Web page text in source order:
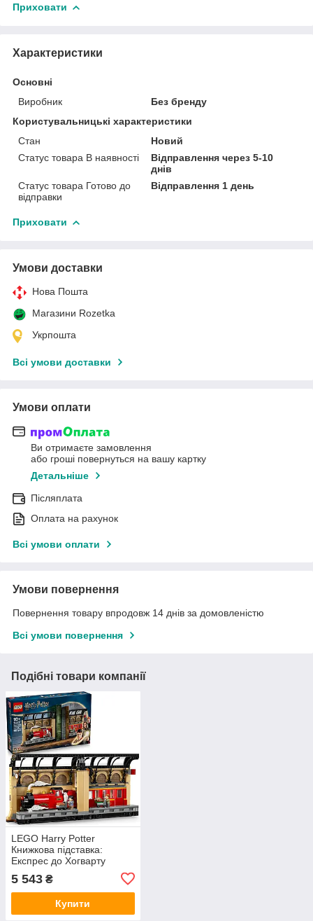
Приховати
Характеристики
Основні
Виробник
Без бренду
Користувальницькі характеристики
Стан
Новий
Статус товара В наявності
Відправлення через 5-10
днів
Статус товара Готово до
відправки
Відправлення 1 день
Приховати
Умови доставки
Нова Пошта
Магазини Rozetka
Укрпошта
Всі умови доставки
Умови оплати
Ви отримаєте замовлення
або гроші повернуться на вашу картку
Детальніше
Післяплата
Оплата на рахунок
Всі умови оплати
Умови повернення
Повернення товару впродовж 14 днів за домовленістю
Всі умови повернення
Подібні товари компанії
LEGO Harry Potter
Книжкова підставка:
Експрес до Хогварту
іграшка для 10-річних
колекційна модель декор
5 543 ₴
Купити